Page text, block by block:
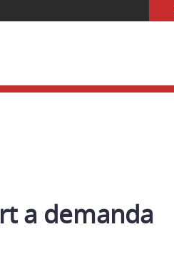
a demanda